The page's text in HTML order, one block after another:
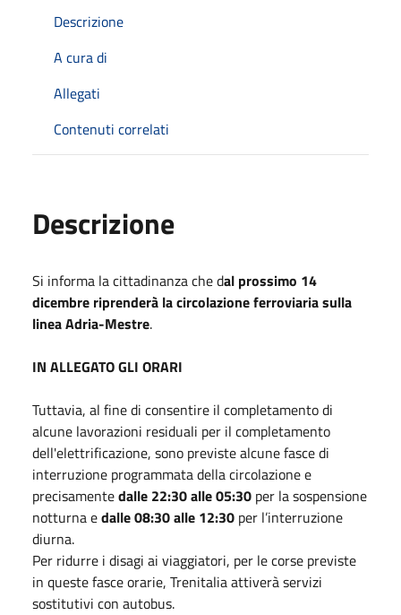
Descrizione
A cura di
Allegati
Contenuti correlati
Descrizione
Si informa la cittadinanza che dal prossimo 14
dicembre riprenderà la circolazione ferroviaria sulla
linea Adria-Mestre.
IN ALLEGATO GLI ORARI
Tuttavia, al fine di consentire il completamento di
alcune lavorazioni residuali per il completamento
dell'elettrificazione, sono previste alcune fasce di
interruzione programmata della circolazione e
precisamentedalle 22:30 alle 05:30 per la ​sospensione
notturna edalle08:30 alle 12:30 per l’interruzione
diurna.
Per ridurre i disagi ai viaggiatori, per le corse previste
in queste fasce orarie, Trenitalia attiverà servizi
sostitutivi con autobus.